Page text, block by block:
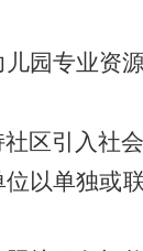
园专业资
区引入社
以单独或